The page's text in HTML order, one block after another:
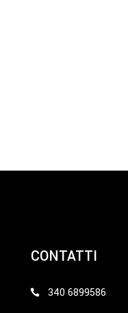
CONTATTI
340 6899586